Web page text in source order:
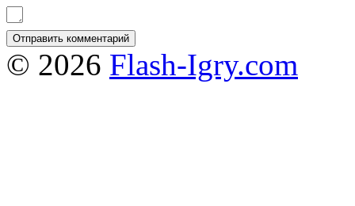
© 2026 Flash-Igry.com